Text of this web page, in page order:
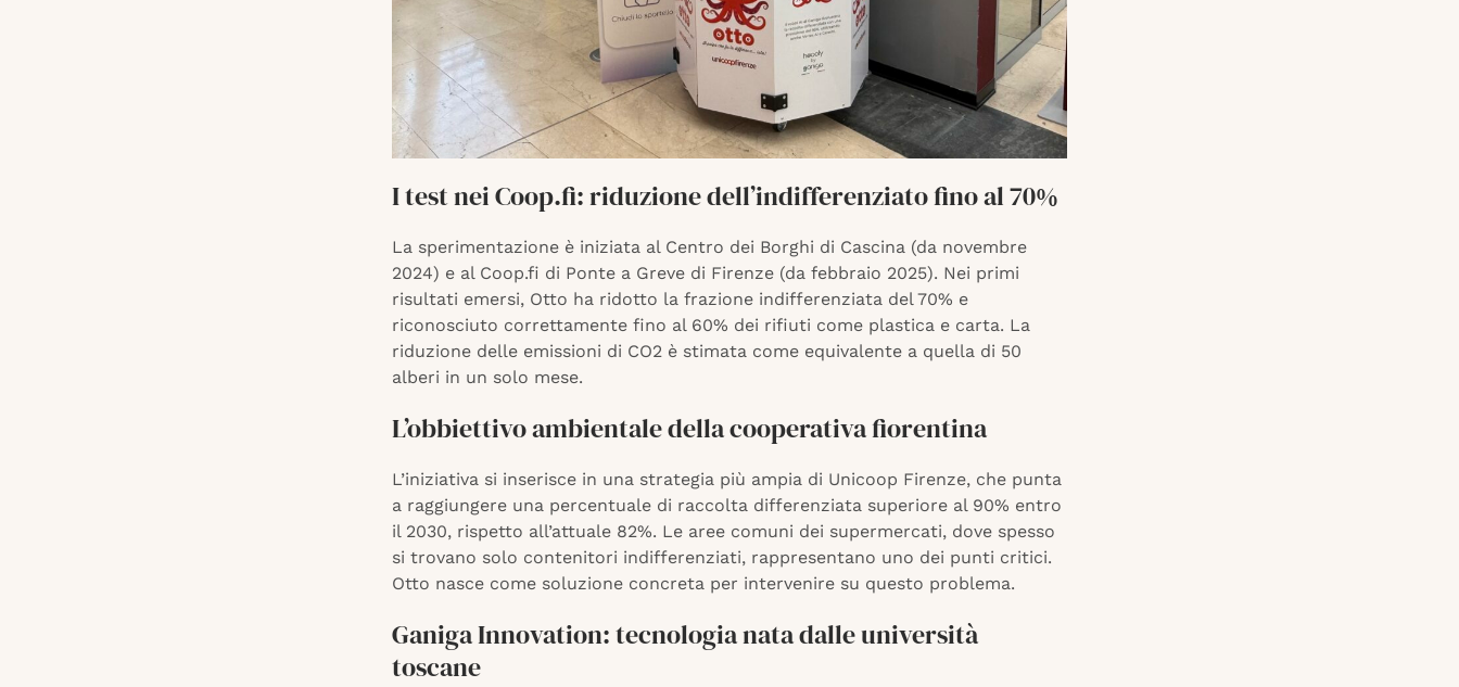
I test nei Coop.fi: riduzione dell’indifferenziato fino al 70%
La sperimentazione è iniziata al Centro dei Borghi di Cascina (da novembre
2024) e al Coop.fi di Ponte a Greve di Firenze (da febbraio 2025). Nei primi
risultati emersi, Otto ha ridotto la frazione indifferenziata del 70% e
riconosciuto correttamente fino al 60% dei rifiuti come plastica e carta. La
riduzione delle emissioni di CO2 è stimata come equivalente a quella di 50
alberi in un solo mese.
L’obbiettivo ambientale della cooperativa fiorentina
L’iniziativa si inserisce in una strategia più ampia di Unicoop Firenze, che punta
a raggiungere una percentuale di raccolta differenziata superiore al 90% entro
il 2030, rispetto all’attuale 82%. Le aree comuni dei supermercati, dove spesso
si trovano solo contenitori indifferenziati, rappresentano uno dei punti critici.
Otto nasce come soluzione concreta per intervenire su questo problema.
Ganiga Innovation: tecnologia nata dalle università
toscane